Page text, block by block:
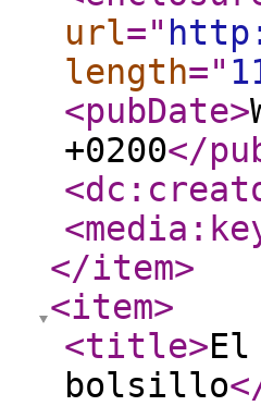
url="
length="
<pubDate>
+0200</
</item>
<item>
<title>
bolsillo